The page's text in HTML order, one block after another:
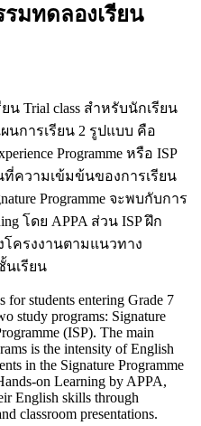
รมทดลองเรียน
น Trial class สำหรับนักเรียน
นการเรียน 2 รูปแบบ คือ
Programme หรือ ISP
ความเข้มข้นของการเรียน
Programme จะพบกับการ
โดย APPA ส่วน ISP ฝึก
ครงงานตามแนวทาง
นเรียน
for students entering Grade 7
study programs: Signature
(ISP). The main
is the intensity of English
in the Signature Programme
on Learning by APPA,
English skills through
classroom presentations.